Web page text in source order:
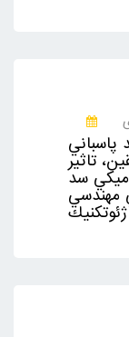
تاثير
سد
مهندسي
ژئوتكنيك